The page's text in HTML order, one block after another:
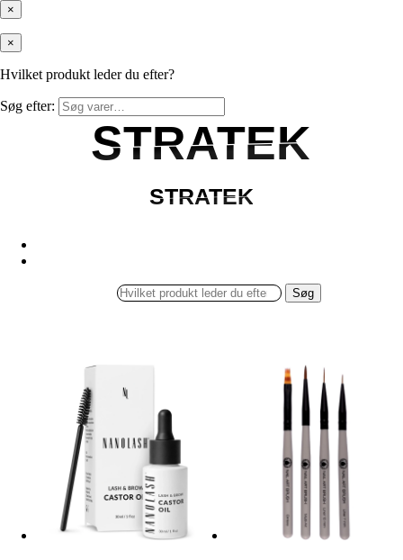
×
×
Hvilket produkt leder du efter?
Søg efter:
STRATEK
STRATEK
STRATEK
STRATEK
Søg